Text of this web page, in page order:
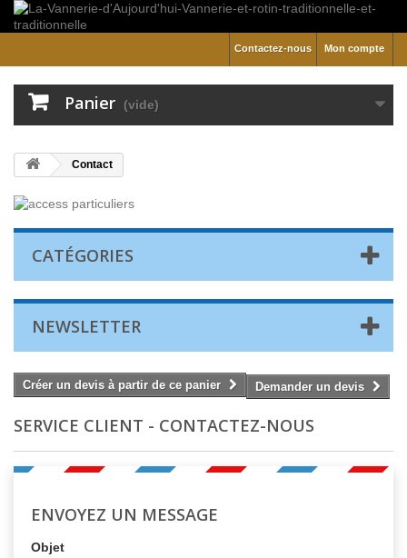
Mon compte
Contactez-nous
Panier (vide)
Contact
CATÉGORIES
NEWSLETTER
Créer un devis à partir de ce panier Demander un devis
SERVICE CLIENT - CONTACTEZ-NOUS
ENVOYEZ UN MESSAGE
Objet